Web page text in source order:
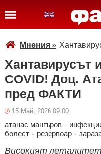
Мнения »
Хантавирусът
COVID! Доц.
пред ФАКТИ
15 Май, 2026 09:00
атанас мангъров -
болест - резервоар -
Високият